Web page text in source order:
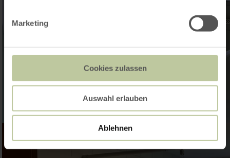
Marketing
Cookies zulassen
Auswahl erlauben
Ablehnen